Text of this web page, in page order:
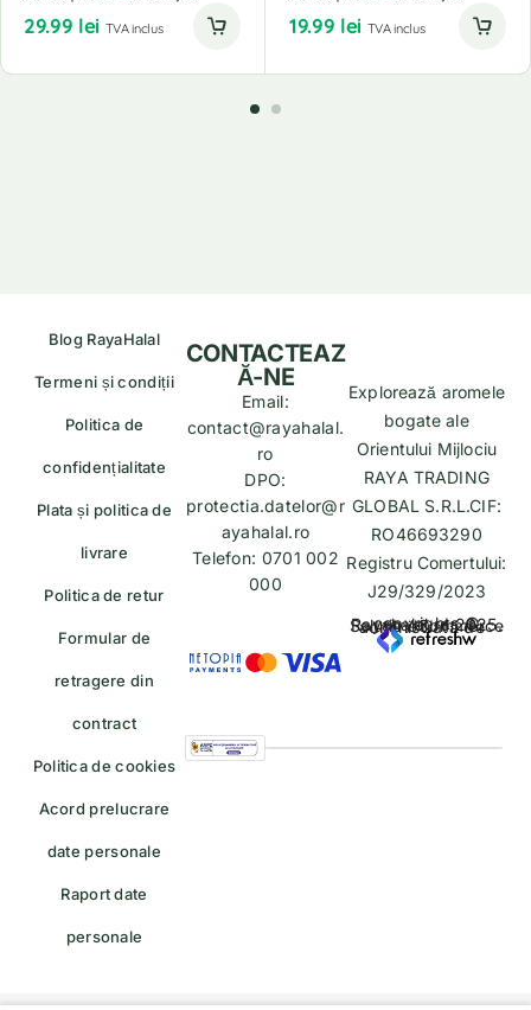
29.99 lei TVA inclus 19.99 lei TVA inclus
Blog RayaHalal
Termeni și condiții
Politica de
confidențialitate
Plata și politica de
livrare
Politica de retur
Formular de
retragere din
contract
Politica de cookies
Acord prelucrare
date personale
Raport date
personale
Explorează aromele
bogate ale
Orientului Mijlociu
RAYA TRADING
GLOBAL S.R.L.CIF:
RO46693290
Registru Comertului:
J29/329/2023
copyrights © Rayahalal.ro 2025. Soluție eCommerce administrată de
CONTACTEAZ
Ă-NE
Email:
contact@rayahalal.
ro
DPO:
protectia.datelor@r
ayahalal.ro
Telefon: 0701 002
000